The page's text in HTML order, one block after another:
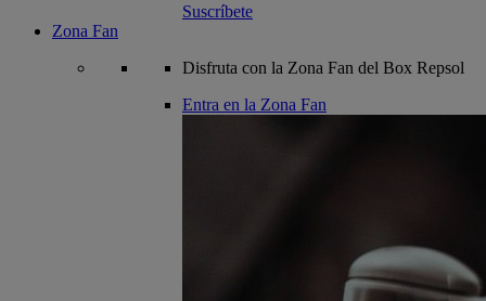
Suscríbete
Zona Fan
Disfruta con la Zona Fan del Box Repsol
Entra en la Zona Fan